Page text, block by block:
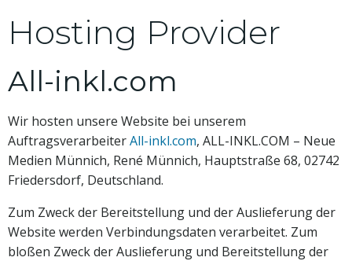
Hosting Provider
All-inkl.com
Wir hosten unsere Website bei unserem
AuftragsverarbeiterAll-inkl.com, ALL-INKL.COM – Neue
Medien Münnich, René Münnich, Hauptstraße 68, 02742
Friedersdorf, Deutschland.
Zum Zweck der Bereitstellung und der Auslieferung der
Website werden Verbindungsdaten verarbeitet. Zum
bloßen Zweck der Auslieferung und Bereitstellung der